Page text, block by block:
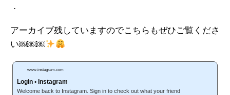
．
アーカイブ残していますのでこちらもぜひご覧くださ
い￼￼￼
www.instagram.com
Login • Instagram
Welcome back to Instagram. Sign in to check out what your friend